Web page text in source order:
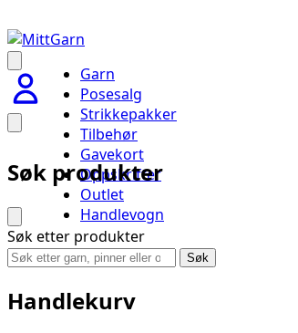
Garn
Posesalg
Strikkepakker
Tilbehør
Gavekort
Oppskrifter
Outlet
Handlevogn
Søk produkter
Søk etter produkter
Søk
Handlekurv